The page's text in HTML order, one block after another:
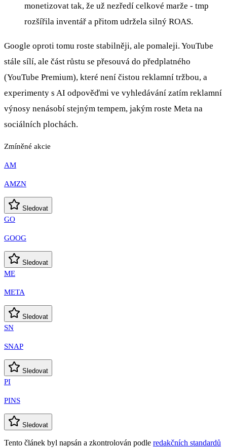
monetizovat tak, že už nezředí celkové marže - tmp
rozšířila inventář a přitom udržela silný ROAS.
Google oproti tomu roste stabilněji, ale pomaleji. YouTube
stále sílí, ale část růstu se přesouvá do předplatného
(YouTube Premium), které není čistou reklamní tržbou, a
experimenty s AI odpověďmi ve vyhledávání zatím reklamní
výnosy nenásobí stejným tempem, jakým roste Meta na
sociálních plochách.
Zmíněné akcie
AM
AMZN
Sledovat
GO
GOOG
Sledovat
ME
META
Sledovat
SN
SNAP
Sledovat
PI
PINS
Sledovat
Tento článek byl napsán a zkontrolován podle redakčních standardů